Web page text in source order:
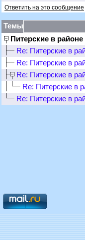
Ответить на это сообщение
Темы
Питерские в
Re: Питерские в
Re: Питерские в
Re: Питерские в
Re: Питерские в
Re: Питерские в